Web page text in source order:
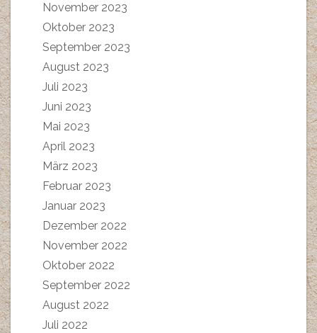
November 2023
Oktober 2023
September 2023
August 2023
Juli 2023
Juni 2023
Mai 2023
April 2023
März 2023
Februar 2023
Januar 2023
Dezember 2022
November 2022
Oktober 2022
September 2022
August 2022
Juli 2022